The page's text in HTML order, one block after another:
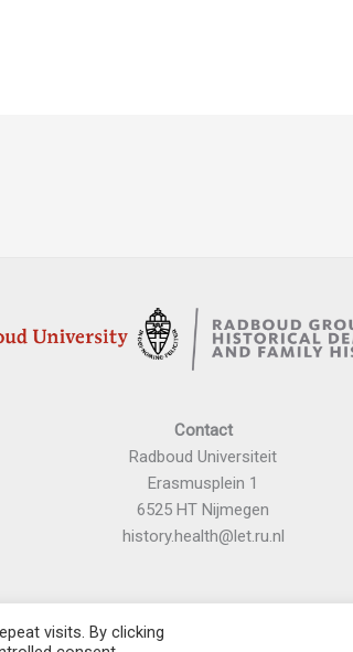
Contact
Radboud Universiteit
Erasmusplein 1
6525 HT Nijmegen
history.health@let.ru.nl
visits. By clicking